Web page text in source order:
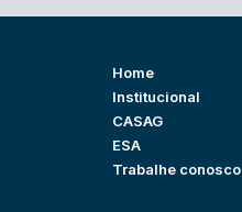
Home
Institucional
CASAG
ESA
Trabalhe conosco